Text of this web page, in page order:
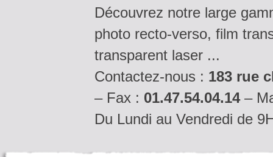
Découvrez notre large
photo recto-verso, film
transparent laser ...
Contactez-nous : 183 rue
– Fax : 01.47.54.04.14–
Du Lundi au Vendredi de